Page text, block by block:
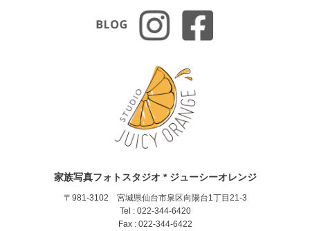
家族写真フォトスタジオ * ジューシーオレンジ
〒981-3102 宮城県仙台市泉区向陽台1丁目21-3
Tel : 022-344-6420
Fax : 022-344-6422